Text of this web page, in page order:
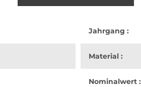
Jahrgang :
Material :
Nominalwert :